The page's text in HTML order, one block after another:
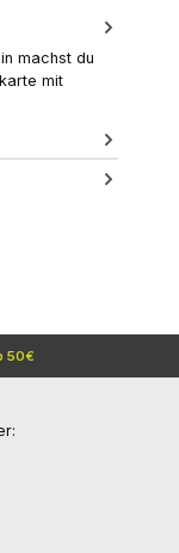
machst du
mit
50€